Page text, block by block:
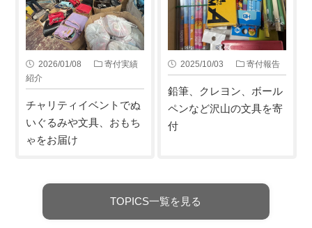
2026/01/08
寄付実績
紹介
チャリティイベントでぬ
いぐるみや文具、おもち
ゃをお届け
2025/10/03 寄付報告
鉛筆、クレヨン、ボール
ペンなど沢山の文具を寄
付
TOPICS一覧を見る